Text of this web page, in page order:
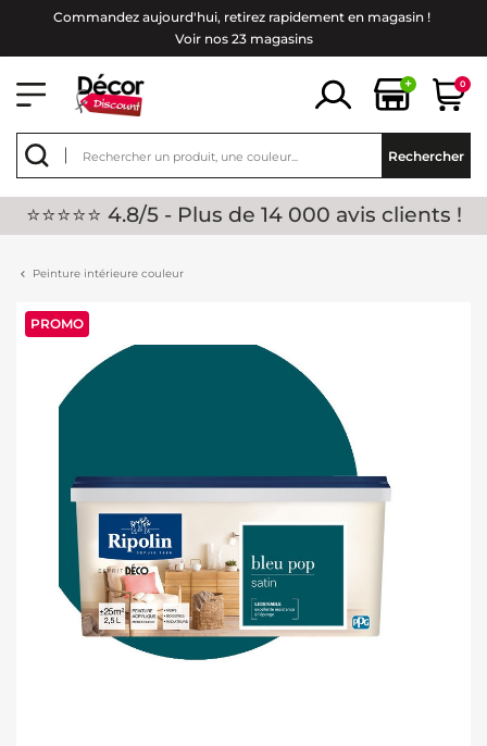
Commandez aujourd'hui, retirez rapidement en magasin !
Voir nos 23 magasins
+ 0
Rechercher
⭐⭐⭐⭐⭐ 4.8/5 - Plus de 14 000 avis clients !
Peinture intérieure couleur
PROMO